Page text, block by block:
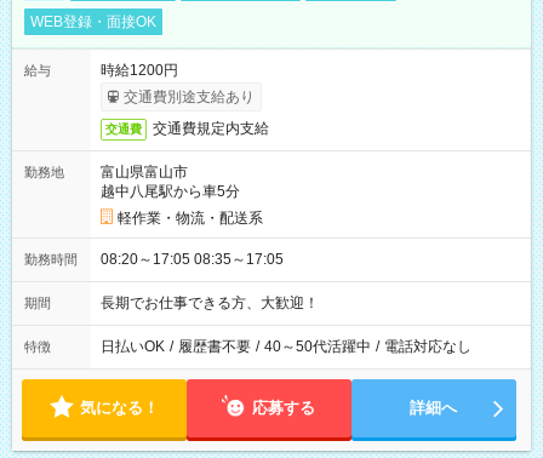
WEB登録・面接OK
給与
時給1200円
交通費別途支給あり
交通費 交通費規定内支給
勤務地
富山県富山市
越中八尾駅から車5分
軽作業・物流・配送系
勤務時間 08:20～17:05 08:35～17:05
期間 長期でお仕事できる方、大歓迎！
特徴 日払いOK / 履歴書不要 / 40～50代活躍中 / 電話対応なし
気になる！ 応募する 詳細へ